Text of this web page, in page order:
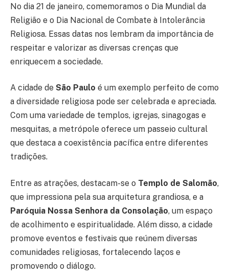
No dia 21 de janeiro, comemoramos o Dia Mundial da
Religião e o Dia Nacional de Combate à Intolerância
Religiosa. Essas datas nos lembram da importância de
respeitar e valorizar as diversas crenças que
enriquecem a sociedade.
A cidade de São Paulo é um exemplo perfeito de como
a diversidade religiosa pode ser celebrada e apreciada.
Com uma variedade de templos, igrejas, sinagogas e
mesquitas, a metrópole oferece um passeio cultural
que destaca a coexistência pacífica entre diferentes
tradições.
Entre as atrações, destacam-se o Templo de Salomão,
que impressiona pela sua arquitetura grandiosa, e a
Paróquia Nossa Senhora da Consolação, um espaço
de acolhimento e espiritualidade. Além disso, a cidade
promove eventos e festivais que reúnem diversas
comunidades religiosas, fortalecendo laços e
promovendo o diálogo.